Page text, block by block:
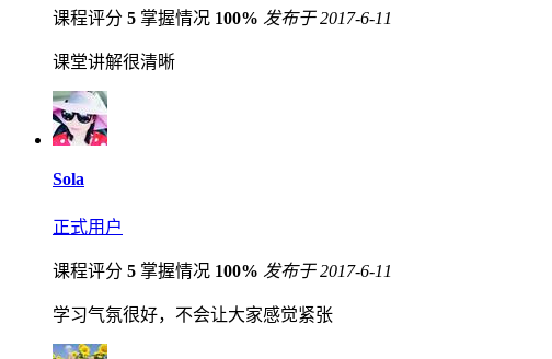
课程评分 5 掌握情况 100% 发布于 2017-6-11
课堂讲解很清晰
Sola
正式用户
课程评分 5 掌握情况 100% 发布于 2017-6-11
学习气氛很好，不会让大家感觉紧张